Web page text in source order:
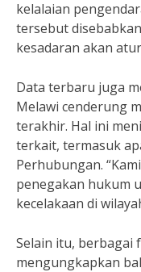
kelalaian
tersebut
kesadaran akan
Data terbaru juga
Melawi cenderung
terakhir. Hal ini
terkait, termasuk
Perhubungan.
penegakan hukum
kecelakaan di
Selain itu, berbagai
mengungkapkan